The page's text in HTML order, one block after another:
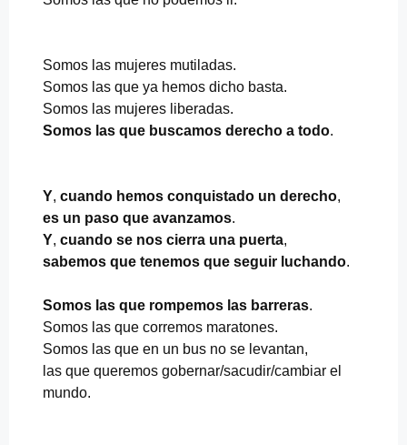
Somos las mujeres mutiladas.
Somos las que ya hemos dicho basta.
Somos las mujeres liberadas.
Somos las que buscamos derecho a todo.
Y, cuando hemos conquistado un derecho,
es un paso que avanzamos.
Y, cuando se nos cierra una puerta,
sabemos que tenemos que seguir luchando.
Somos las que rompemos las barreras.
Somos las que corremos maratones.
Somos las que en un bus no se levantan,
las que queremos gobernar/sacudir/cambiar el
mundo.